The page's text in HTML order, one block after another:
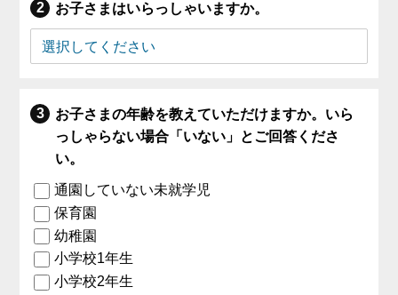
お子さまはいらっしゃいますか。
お子さまの年齢を教えていただけますか。いら
っしゃらない場合「いない」とご回答くださ
い。
通園していない未就学児
保育園
幼稚園
小学校1年生
小学校2年生